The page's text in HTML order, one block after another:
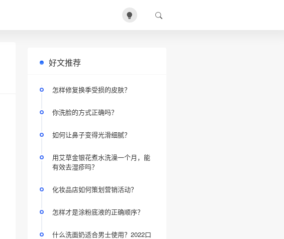
好文推荐
怎样修复换季受损的皮肤？
你洗脸的方式正确吗？
如何让鼻子变得光滑细腻？
用艾草金银花煮水洗澡一个月，能
有效去湿疹吗？
化妆品店如何策划营销活动？
怎样才是涂粉底液的正确顺序？
什么洗面奶适合男士使用？2022口